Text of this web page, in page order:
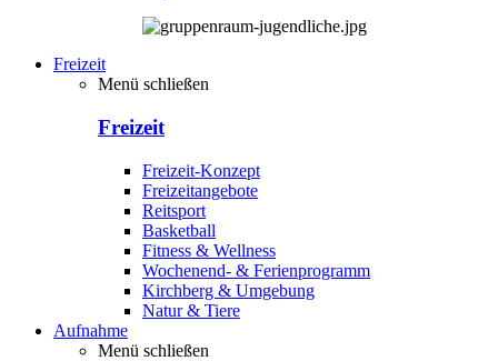
Freizeit
Menü schließen
Freizeit
Freizeit-Konzept
Freizeitangebote
Reitsport
Basketball
Fitness & Wellness
Wochenend- & Ferienprogramm
Kirchberg & Umgebung
Natur & Tiere
Aufnahme
Menü schließen